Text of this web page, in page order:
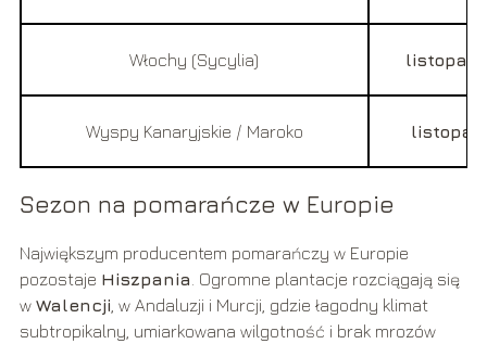
Włochy (Sycylia) listopad
Wyspy Kanaryjskie / Maroko
Sezon na pomarańcze w Europie
Największym producentem pomarańczy w Europie
pozostaje Hiszpania . Ogromne plantacje rozciągają się
w Walencji , w Andaluzji i Murcji, gdzie łagodny klimat
subtropikalny, umiarkowana wilgotność i brak mrozów